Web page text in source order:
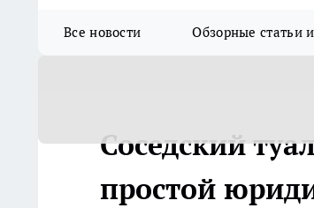
Все новости Обзорные статьи
Соседский
простой